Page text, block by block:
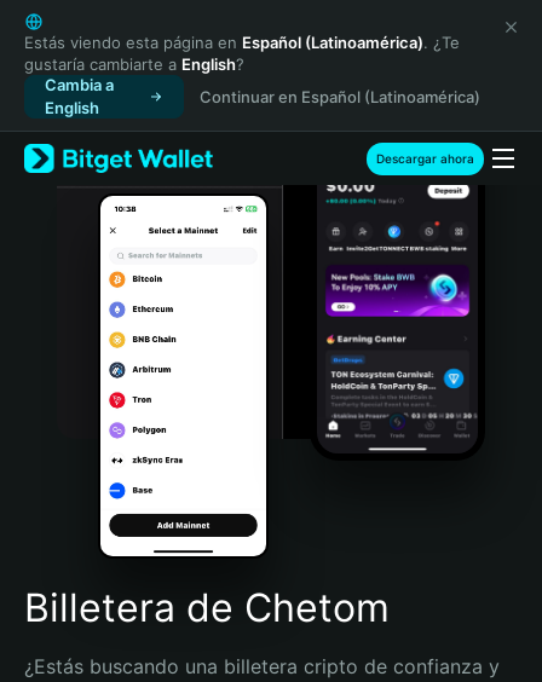
English
日本語
Tiếng Việt
Русский
Español (Latinoamérica)
Türkçe
Italiano
Português (Portugal)
Bahasa Indonesia
Português (Brasil)
Español (Argentina)
Estás viendo esta página en Español (Latinoamérica). ¿Te
gustaría cambiarte a English?
Cambia a
English
Continuar en Español (Latinoamérica)
Descargar ahora
Billetera de Chetom
¿Estás buscando una billetera cripto de confianza y